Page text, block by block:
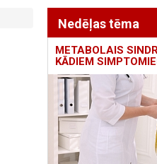
Nedēļas tēma
METABOLAIS
KĀDIEM